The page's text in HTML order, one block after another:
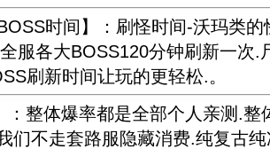
时间】：刷怪时间-沃玛类
服各大BOSS120分钟刷新一次.
刷新时间让玩的更轻松.。
：整体爆率都是全部个人亲测.
们不走套路服隐藏消费.纯复古